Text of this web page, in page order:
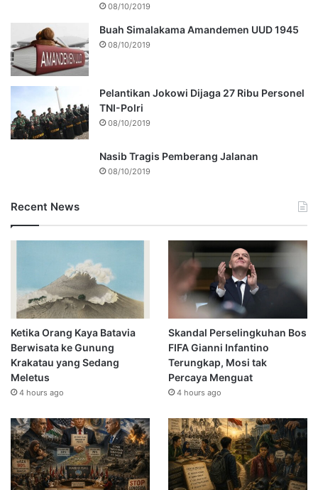
08/10/2019
Buah Simalakama Amandemen UUD 1945
08/10/2019
Pelantikan Jokowi Dijaga 27 Ribu Personel
TNI-Polri
08/10/2019
Nasib Tragis Pemberang Jalanan
08/10/2019
Recent News
Ketika Orang Kaya Batavia
Berwisata ke Gunung
Krakatau yang Sedang
Meletus
4 hours ago
Skandal Perselingkuhan Bos
FIFA Gianni Infantino
Terungkap, Mosi tak
Percaya Menguat
4 hours ago